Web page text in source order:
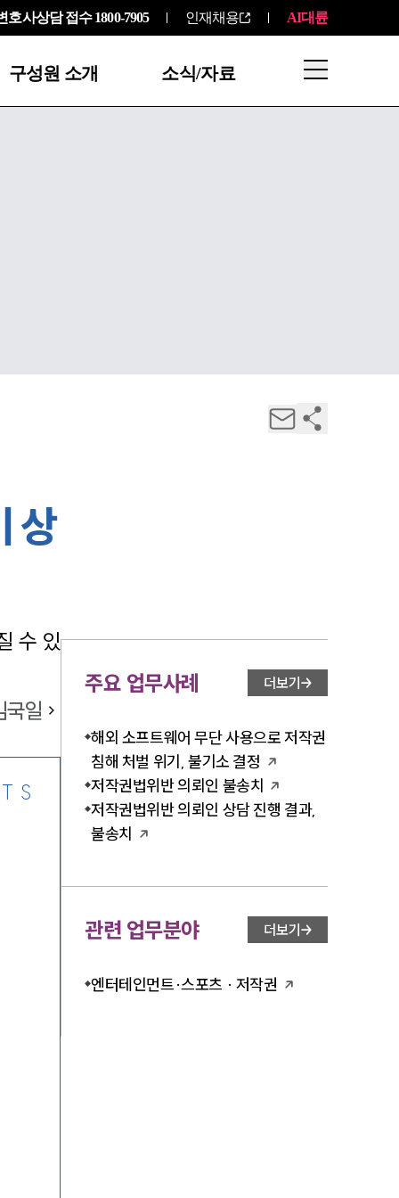
호사상담 접수 1800-7905 인재채용 AI대륜
구성원 소개 소식/자료
상
수 있
국일
주요 업무사례 더보기
해외 소프트웨어 무단 사용으로 저작권
침해 처벌 위기, 불기소 결정
저작권법위반 의뢰인 불송치
저작권법위반 의뢰인 상담 진행 결과,
불송치
관련 업무분야 더보기
엔터테인먼트·스포츠 · 저작권